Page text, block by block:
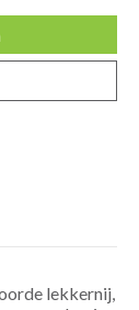
lekkernij,